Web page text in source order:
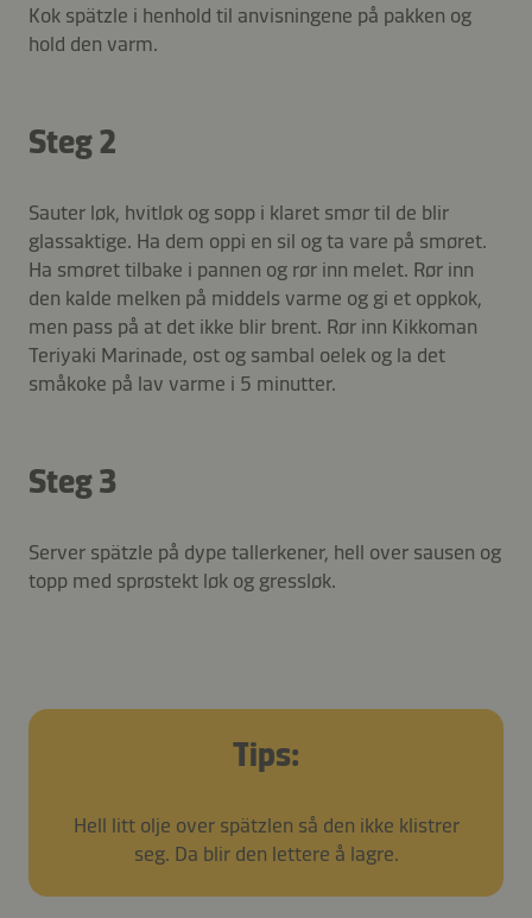
Kok spätzle i henhold til anvisningene på pakken og
hold den varm.
Steg 2
Sauter løk, hvitløk og sopp i klaret smør til de blir
glassaktige. Ha dem oppi en sil og ta vare på smøret.
Ha smøret tilbake i pannen og rør inn melet. Rør inn
den kalde melken på middels varme og gi et oppkok,
men pass på at det ikke blir brent. Rør inn Kikkoman
Teriyaki Marinade, ost og sambal oelek og la det
småkoke på lav varme i 5 minutter.
Steg 3
Server spätzle på dype tallerkener, hell over sausen og
topp med sprøstekt løk og gressløk.
Tips:
Hell litt olje over spätzlen så den ikke klistrer
seg. Da blir den lettere å lagre.